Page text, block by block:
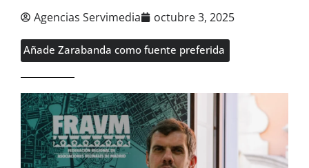
Agencias Servimedia octubre 3, 2025
Añade Zarabanda como fuente preferida